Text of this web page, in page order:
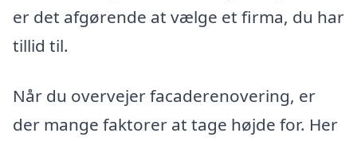
er det afgørende at vælge et firma, du har
tillid til.
Når du overvejer facaderenovering, er
der mange faktorer at tage højde for. Her